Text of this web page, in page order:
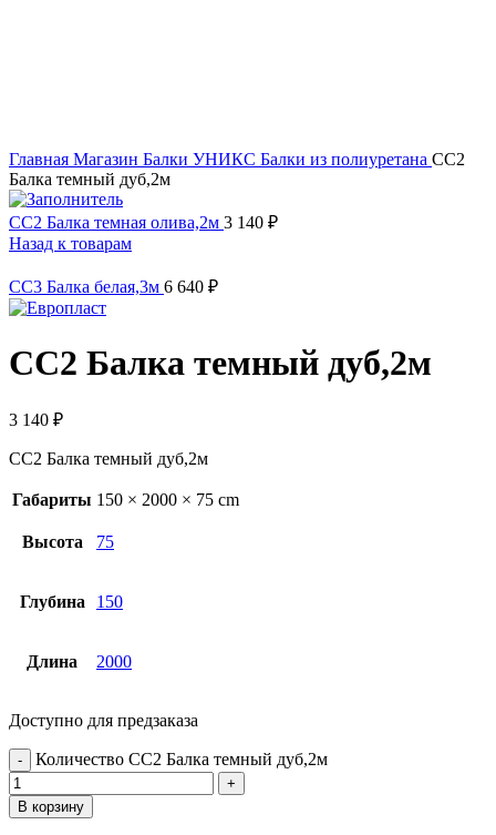
Главная Магазин Балки УНИКС Балки из полиуретана СС2
Балка темный дуб,2м
СС2 Балка темная олива,2м 3 140 ₽
Назад к товарам
СС3 Балка белая,3м 6 640 ₽
СС2 Балка темный дуб,2м
3 140 ₽
СС2 Балка темный дуб,2м
Габариты 150 × 2000 × 75 cm
Высота 75
Глубина 150
Длина 2000
Доступно для предзаказа
Количество СС2 Балка темный дуб,2м
В корзину